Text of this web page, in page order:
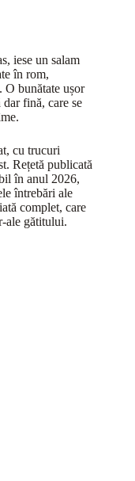
iese un salam
în rom,
O bunătate ușor
fină, care se
cu trucuri
Rețetă publicată
în anul 2026,
întrebări ale
complet, care
ale gătitului.